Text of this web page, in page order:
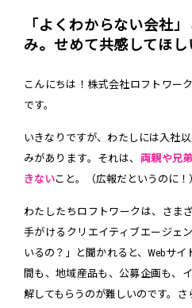
「よくわからない会社
み。せめて共感してほし
こんにちは！株式会社ロフトワー
です。
いきなりですが、わたしには入社
みがあります。それは、 両親や兄
きないこと。（広報だというのに！
わたしたちロフトワークは、さま
手がけるクリエイティブエージェ
いるの？」と聞かれると、Webサ
間も、地域産品も、公募企画も、
解してもらうのが難しいのです。さ